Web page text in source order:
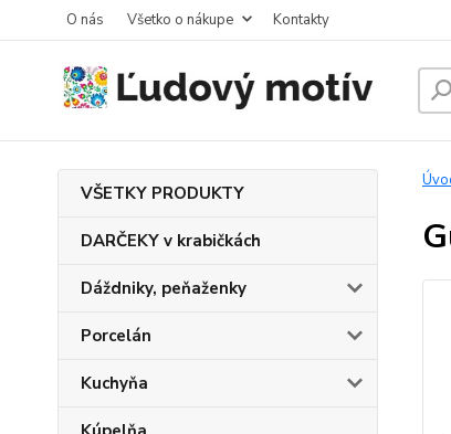
O nás Všetko o nákupe Kontakty
VŠETKY PRODUKTY
DARČEKY v krabičkách
Dáždniky, peňaženky
Porcelán
Kuchyňa